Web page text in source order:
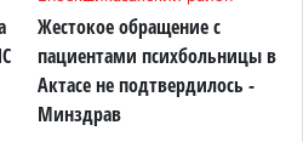
очевидцы в Байсерке:
300
Жестокое обращение с
пациентами психбольницы в
Актасе не подтвердилось -
Минздрав